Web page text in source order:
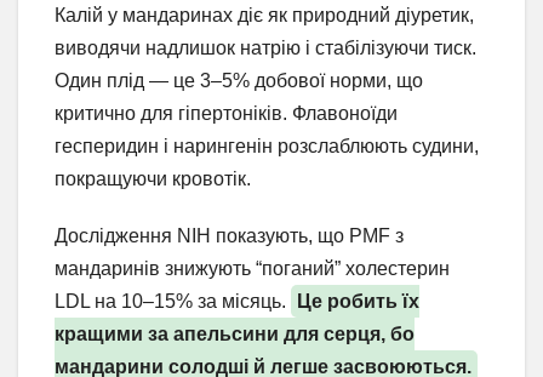
Калій у мандаринах діє як природний діуретик,
виводячи надлишок натрію і стабілізуючи тиск.
Один плід — це 3–5% добової норми, що
критично для гіпертоніків. Флавоноїди
гесперидин і нарингенін розслаблюють судини,
покращуючи кровотік.
Дослідження NIH показують, що PMF з
мандаринів знижують “поганий” холестерин
LDL на 10–15% за місяць.
Це робить їх
кращими за апельсини для серця, бо
мандарини солодші й легше засвоюються.